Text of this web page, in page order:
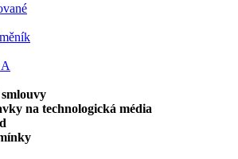
na technologická média